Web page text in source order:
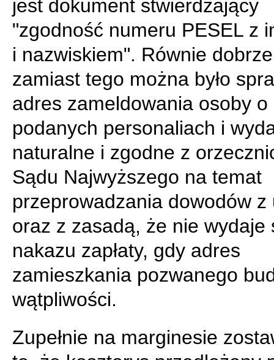
jest dokument stwierdzający
"zgodność numeru PESEL z
i nazwiskiem". Równie
zamiast tego można było
adres zameldowania osoby o
podanych personaliach i
naturalne i zgodne z
Sądu Najwyższego na temat
przeprowadzania dowodów z
oraz z zasadą, że nie wydaje
nakazu zapłaty, gdy adres
zamieszkania pozwanego
wątpliwości.
Zupełnie na marginesie